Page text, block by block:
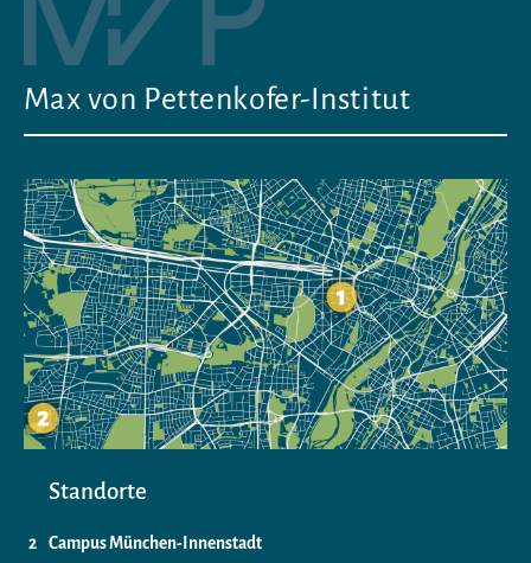
Max von Pettenkofer-Institut
Standorte
Campus München-Innenstadt